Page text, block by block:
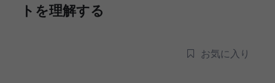
トを理解する
お気に入り